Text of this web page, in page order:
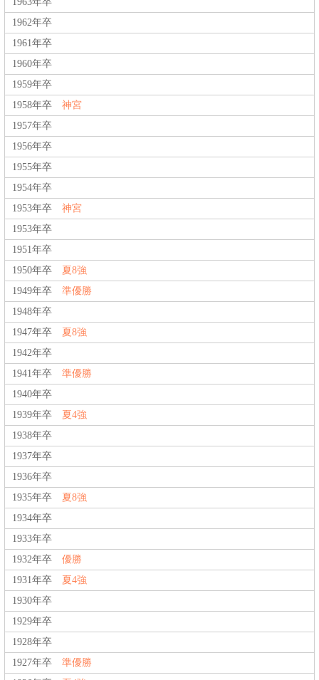
1962年卒
1961年卒
1960年卒
1959年卒
1958年卒 神宮
1957年卒
1956年卒
1955年卒
1954年卒
1953年卒 神宮
1953年卒
1951年卒
1950年卒 夏8強
1949年卒 準優勝
1948年卒
1947年卒 夏8強
1942年卒
1941年卒 準優勝
1940年卒
1939年卒 夏4強
1938年卒
1937年卒
1936年卒
1935年卒 夏8強
1934年卒
1933年卒
1932年卒 優勝
1931年卒 夏4強
1930年卒
1929年卒
1928年卒
1927年卒 準優勝